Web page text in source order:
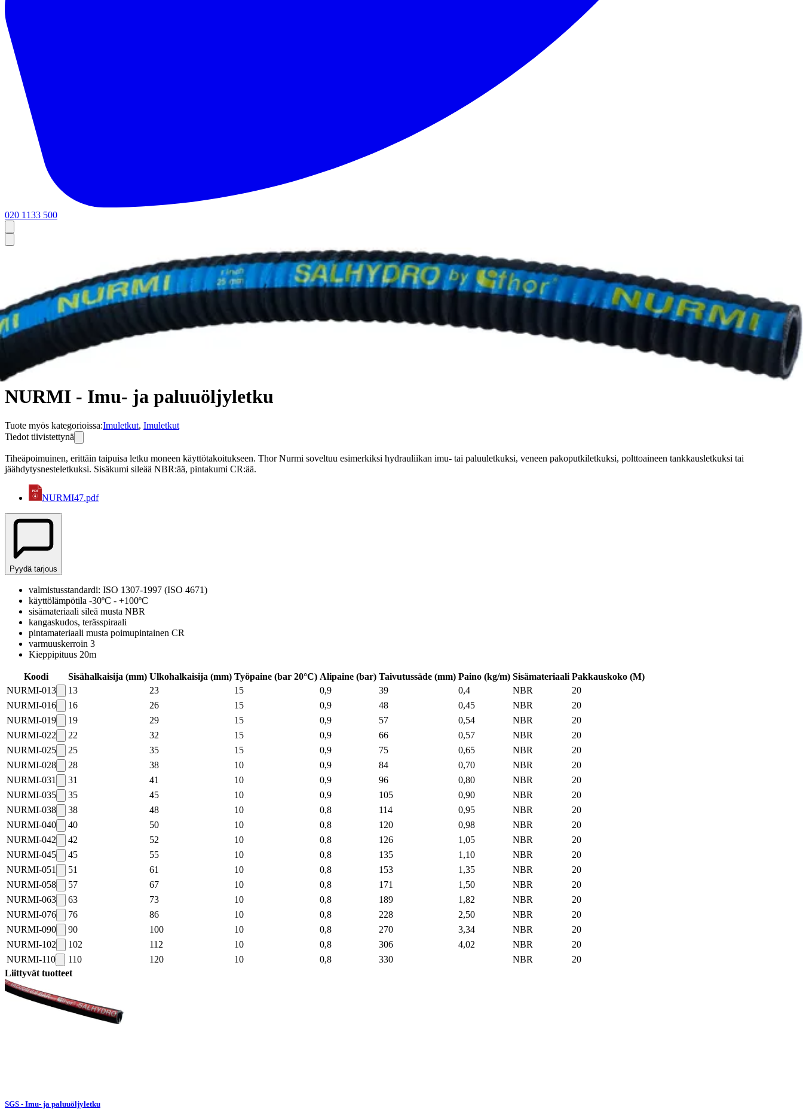
020 1133 500
Meistä
Tekninen tuki
Yhteystiedot
Tuotteet
Teollisuusletkut ja -liittimet
Öljy- ja polttoaineletkut
NURMI - Imu- ja paluuöljyletku
NURMI - Imu- ja paluuöljyletku
Tuote myös kategorioissa:Imuletkut, Imuletkut
Tiedot tiivistettynä
Tiheäpoimuinen, erittäin taipuisa letku moneen käyttötakoitukseen. Thor Nurmi soveltuu esimerkiksi hydrauliikan imu- tai paluuletkuksi, veneen pakoputkiletkuksi, polttoaineen tankkausletkuksi tai
jäähdytysnesteletkuksi. Sisäkumi sileää NBR:ää, pintakumi CR:ää.
NURMI47.pdf
Pyydä tarjous
valmistusstandardi: ISO 1307-1997 (ISO 4671)
käyttölämpötila -30ºC - +100ºC
sisämateriaali sileä musta NBR
kangaskudos, terässpiraali
pintamateriaali musta poimupintainen CR
varmuuskerroin 3
Kieppipituus 20m
Koodi Sisähalkaisija (mm) Ulkohalkaisija (mm) Työpaine (bar 20°C) Alipaine (bar) Taivutussäde (mm) Paino (kg/m) Sisämateriaali Pakkauskoko (M)
NURMI-013
13 23 15 0,9 39 0,4 NBR
20
NURMI-016
16 26 15 0,9 48 0,45 NBR
20
NURMI-019
19 29 15 0,9 57 0,54 NBR
20
NURMI-022
22 32 15 0,9 66 0,57 NBR
20
NURMI-025
25 35 15 0,9 75 0,65 NBR
20
NURMI-028
28 38 10 0,9 84 0,70 NBR
20
NURMI-031
31 41 10 0,9 96 0,80 NBR
20
NURMI-035
35 45 10 0,9 105 0,90 NBR
20
NURMI-038
38 48 10 0,8 114 0,95 NBR
20
NURMI-040
40 50 10 0,8 120 0,98 NBR
20
NURMI-042
42 52 10 0,8 126 1,05 NBR
20
NURMI-045
45 55 10 0,8 135 1,10 NBR
20
NURMI-051
51 61 10 0,8 153 1,35 NBR
20
NURMI-058
57 67 10 0,8 171 1,50 NBR
20
NURMI-063
63 73 10 0,8 189 1,82 NBR
20
NURMI-076
76 86 10 0,8 228 2,50 NBR
20
NURMI-090
90 100 10 0,8 270 3,34 NBR
20
NURMI-102
102 112 10 0,8 306 4,02 NBR
20
NURMI-110
110 120 10 0,8 330 NBR
20
Liittyvät tuotteet
SGS - Imu- ja paluuöljyletku